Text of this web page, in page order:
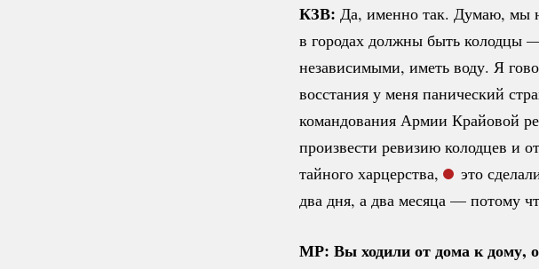
КЗВ: Да, именно так. Думаю, мы
в городах должны быть колодцы
независимыми, иметь воду. Я
восстания у меня панический
командования Армии Крайовой
произвести ревизию колодцев и
тайного харцерства,
это
два дня, а два месяца — потому
МР: Вы ходили от дома к дому,